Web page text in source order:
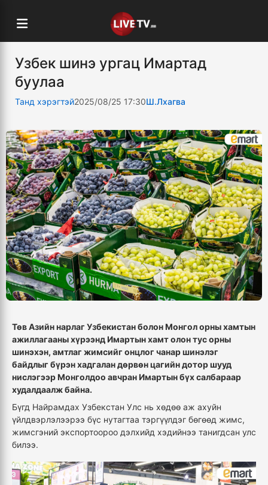
Узбек шинэ ургац Имартад
буулаа
Танд хэрэгтэй2025/08/25 17:30Ш.Лхагва
Төв Азийн нарлаг Узбекистан болон Монгол орны хамтын
ажиллагааны хүрээнд Имартын хамт олон тус орны
шинэхэн, амтлаг жимсийг онцлог чанар шинэлэг
байдлыг бүрэн хадгалан дөрвөн цагийн дотор шууд
нислэгээр Монголдоо авчран Имартын бүх салбараар
худалдаалж байна.
Бүгд Найрамдах Узбекстан Улс нь хөдөө аж ахуйн
үйлдвэрлэлээрээ бүс нутагтаа тэргүүлдэг бөгөөд жимс,
жимсгэний экспортоороо дэлхийд хэдийнээ танигдсан улс
билээ.